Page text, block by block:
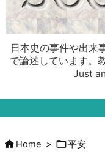
日本史の事件や出来
で論述しています。
Just
 Home > 平安